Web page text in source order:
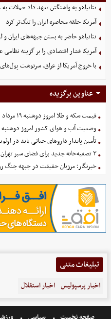
نتانیاهو به واشنگتن تعهد داد حملات
آمریکا حلقه محاصره ایران را تنگ‌تر کرد
نتانیاهو حاضر به بستن جبهه‌های ایران
آمریکا فشار اقتصادی را بر گزینه نظامی
با خروج آمریکا از عراق، سرنوشت
عناوین برگزیده
قیمت سکه و طلا امروز دوشنبه ۱۹ مرداد ۱۴۰۵
وضعیت آب و هوای کشور امروز دوشنبه ۱۹ مرداد ۱۴۰۵
تأمین پایدار داروهای حیاتی باید در
۳ تصفیه‌خانه جدید برای فضای سبز تهران در راه است
خبرنگار؛ مرزبان حقیقت در جبهه جنگ
تبلیغات متنی
اخبار پرسپولیس اخبار استقلال